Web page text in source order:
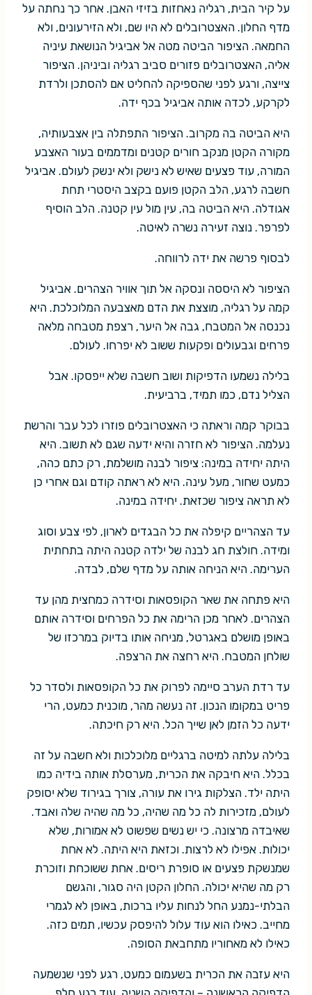
על קיר הבית, רגליה נאחזות בזיזי האבן. אחר כך נחתה על
מדף החלון. האצטרובלים לא היו שם, ולא הזירעונים, ולא
החמאה. הציפור הביטה מטה אל אביגיל הנושאת עיניה
אליה, האצטרובלים פזורים סביב רגליה וביניהן. הציפור
צייצה, ורגע לפני שהספיקה להחליט אם להסתכן ולרדת
לקרקע, לכדה אותה אביגיל בכף ידה.
היא הביטה בה מקרוב. הציפור התפתלה בין אצבעותיה,
מקורה הקטן מנקב חורים קטנים ומדממים בעור האצבע
המורה, עוד פצעים שאיש לא נישק ולא ינשק לעולם. אביגיל
חשבה לרגע, הלב הקטן פועם בקצב היסטרי תחת
אגודלה. היא הביטה בה, עין מול עין קטנה. הלב הוסיף
לפרפר. נוצה זעירה נשרה לאיטה.
לבסוף פרשה את ידה לרווחה.
הציפור לא היססה ונסקה אל תוך אוויר הצהרים. אביגיל
קמה על רגליה, מוצצת את הדם מאצבעה המלוכלכת. היא
נכנסה אל המטבח, גבה אל היער, רצפת מטבחה מלאה
פרחים וגבעולים ופקעות ששוב לא יפרחו. לעולם.
בלילה נשמעו הדפיקות ושוב חשבה שלא ייפסקו. אבל
הצליל נדם, כמו תמיד, ברביעית.
בבוקר קמה וראתה כי האצטרובלים פוזרו לכל עבר והרשת
נעלמה. הציפור לא חזרה והיא ידעה שגם לא תשוב. היא
היתה יחידה במינה: ציפור לבנה מושלמת, רק כתם כהה,
כמעט שחור, מעל עינה. היא לא ראתה קודם וגם אחרי כן
לא תראה ציפור שכזאת. יחידה במינה.
עד הצהריים קיפלה את כל הבגדים לארון, לפי צבע וסוג
ומידה. חולצת חג לבנה של ילדה קטנה היתה בתחתית
הערימה. היא הניחה אותה על מדף שלם, לבדה.
היא פתחה את שאר הקופסאות וסידרה כמחצית מהן עד
הצהרים. לאחר מכן הרימה את כל הפרחים וסידרה אותם
באופן מושלם באגרטל, מניחה אותו בדיוק במרכזו של
שולחן המטבח. היא רחצה את הרצפה.
עד רדת הערב סיימה לפרוק את כל הקופסאות ולסדר כל
פריט במקומו הנכון. זה נעשה מהר, מוכנית כמעט, הרי
ידעה כל הזמן לאן שייך הכל. היא רק חיכתה.
בלילה עלתה למיטה ברגליים מלוכלכות ולא חשבה על זה
בכלל. היא חיבקה את הכרית, מערסלת אותה בידיה כמו
היתה ילד. הצלקות גירו את עורה, צורך בגירוד שלא יסופק
לעולם, מזכירות לה כל מה שהיה, כל מה שהיה שלה ואבד.
שאיבדה מרצונה. כי יש נשים שפשוט לא אמורות, שלא
יכולות. אפילו לא לרצות. וכזאת היא היתה. לא אחת
שמנשקת פצעים או סופרת ריסים. אחת ששוכחת וזוכרת
רק מה שהיא יכולה. החלון הקטן היה סגור, והגשם
הבלתי-נמנע החל לנחות עליו ברכות, באופן לא לגמרי
מחייב. כאילו הוא עוד עלול להיפסק עכשיו, תמים כזה.
כאילו לא מאחוריו מתחבאת הסופה.
היא עזבה את הכרית בשעמום כמעט, רגע לפני שנשמעה